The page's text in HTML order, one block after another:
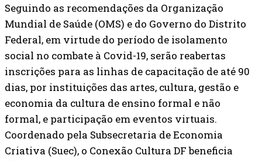
Seguindo as recomendações da Organização
Mundial de Saúde (OMS) e do Governo do Distrito
Federal, em virtude do período de isolamento
social no combate à Covid-19, serão reabertas
inscrições para as linhas de capacitação de até 90
dias, por instituições das artes, cultura, gestão e
economia da cultura de ensino formal e não
formal, e participação em eventos virtuais.
Coordenado pela Subsecretaria de Economia
Criativa (Suec), o Conexão Cultura DF beneficia